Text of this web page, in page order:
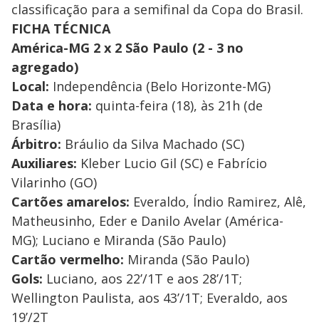
classificação para a semifinal da Copa do Brasil.
FICHA TÉCNICA
América-MG 2 x 2 São Paulo (2 - 3 no
agregado)
Local: Independência (Belo Horizonte-MG)
Data e hora: quinta-feira (18), às 21h (de
Brasília)
Árbitro: Bráulio da Silva Machado (SC)
Auxiliares: Kleber Lucio Gil (SC) e Fabrício
Vilarinho (GO)
Cartões amarelos: Everaldo, Índio Ramirez, Alê,
Matheusinho, Eder e Danilo Avelar (América-
MG); Luciano e Miranda (São Paulo)
Cartão vermelho: Miranda (São Paulo)
Gols: Luciano, aos 22’/1T e aos 28’/1T;
Wellington Paulista, aos 43’/1T; Everaldo, aos
19’/2T